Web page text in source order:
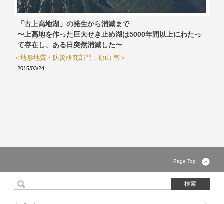
「古上高地湖」の発生から消滅まで
〜上高地を作った巨大せき止め湖は5000年間以上にわたっ
て存在し、ある日突然消滅した〜
＜地形地質・防災研究部門：原山 智＞
2015/03/24
Page Top